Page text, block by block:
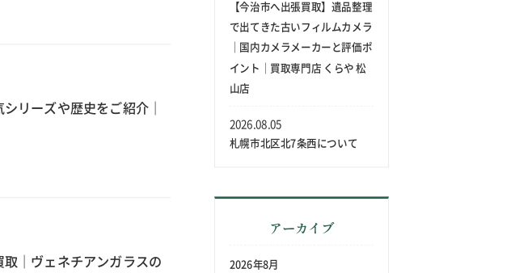
リーズや歴史をご紹介｜
取｜ヴェネチアンガラスの
【今治市へ出張買取】遺品整理
で出てきた古いフィルムカメラ
｜国内カメラメーカーと評価ポ
イント｜買取専門店 くらや 松
山店
札幌市北区北7条西について
2026.08.05
アーカイブ
2026年8月